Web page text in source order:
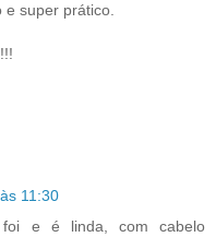
e super prático.
11:30
foi e é linda, com cabelo